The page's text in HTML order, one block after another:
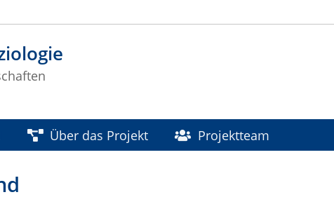
Über das Projekt Projektteam